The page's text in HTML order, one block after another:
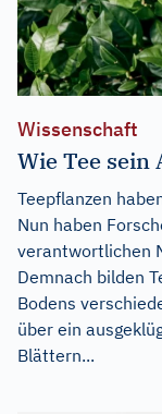
Wissenschaft
Wie Tee sein
Teepflanzen
Nun haben
verantwortlichen
Demnach bilden
Bodens
über ein
Blättern...